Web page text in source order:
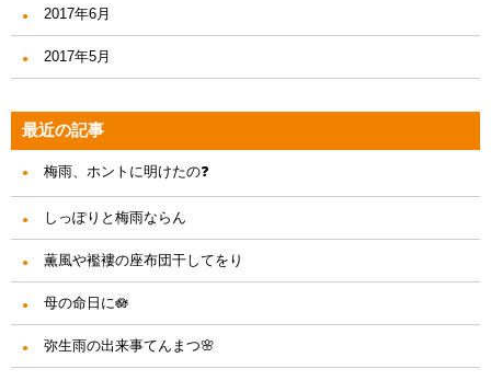
2017年6月
2017年5月
最近の記事
梅雨、ホントに明けたの❓
しっぽりと梅雨ならん
薫風や襤褸の座布団干してをり
母の命日に🪷
弥生雨の出来事てんまつ🌸